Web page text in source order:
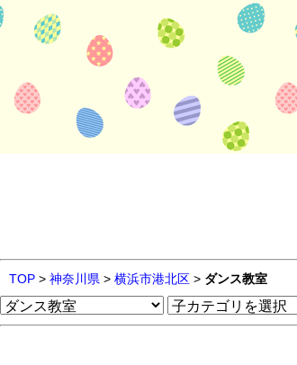
TOP > 神奈川県 > 横浜市港北区 > ダンス教室